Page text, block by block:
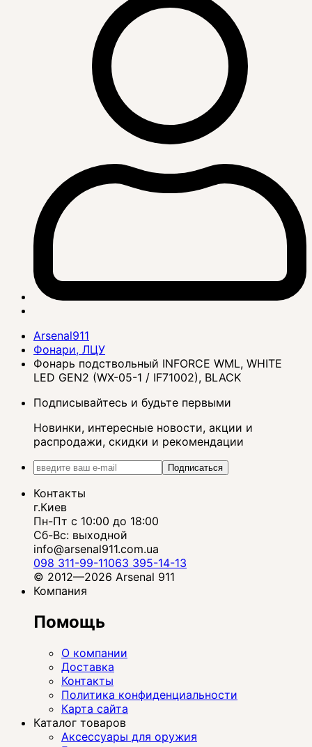
Arsenal911
Фонари, ЛЦУ
Фонарь подствольный INFORCE WML, WHITE
LED GEN2 (WX-05-1 / IF71002), BLACK
Подписывайтесь и будьте первыми
Новинки, интересные новости, акции и
распродажи, скидки и рекомендации
Подписаться
Контакты
г.Киев
Пн-Пт с 10:00 до 18:00
Сб-Вс: выходной
info@arsenal911.com.ua
098 311-99-11063 395-14-13
© 2012—2026 Arsenal 911
Компания
Помощь
О компании
Доставка
Контакты
Политика конфиденциальности
Карта сайта
Каталог товаров
Аксессуары для оружия